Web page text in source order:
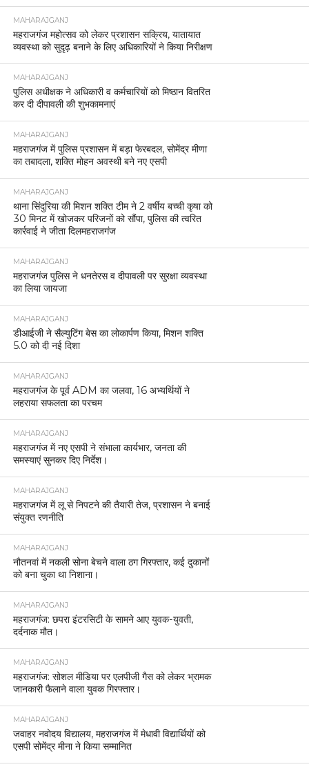
MAHARAJGANJ
महराजगंज महोत्सव को लेकर प्रशासन सक्रिय, यातायात
व्यवस्था को सुदृढ़ बनाने के लिए अधिकारियों ने किया निरीक्षण
MAHARAJGANJ
पुलिस अधीक्षक ने अधिकारी व कर्मचारियों को मिष्ठान वितरित
कर दी दीपावली की शुभकामनाएं
MAHARAJGANJ
महराजगंज में पुलिस प्रशासन में बड़ा फेरबदल, सोमेंद्र मीणा
का तबादला, शक्ति मोहन अवस्थी बने नए एसपी
MAHARAJGANJ
थाना सिंदुरिया की मिशन शक्ति टीम ने 2 वर्षीय बच्ची कृषा को
30 मिनट में खोजकर परिजनों को सौंपा, पुलिस की त्वरित
कार्रवाई ने जीता दिलमहराजगंज
MAHARAJGANJ
महराजगंज पुलिस ने धनतेरस व दीपावली पर सुरक्षा व्यवस्था
का लिया जायजा
MAHARAJGANJ
डीआईजी ने सैल्युटिंग बेस का लोकार्पण किया, मिशन शक्ति
5.0 को दी नई दिशा
MAHARAJGANJ
महराजगंज के पूर्व ADM का जलवा, 16 अभ्यर्थियों ने
लहराया सफलता का परचम
MAHARAJGANJ
महराजगंज में नए एसपी ने संभाला कार्यभार, जनता की
समस्याएं सुनकर दिए निर्देश।
MAHARAJGANJ
महराजगंज में लू से निपटने की तैयारी तेज, प्रशासन ने बनाई
संयुक्त रणनीति
MAHARAJGANJ
नौतनवां में नकली सोना बेचने वाला ठग गिरफ्तार, कई दुकानों
को बना चुका था निशाना।
MAHARAJGANJ
महराजगंज: छपरा इंटरसिटी के सामने आए युवक-युवती,
दर्दनाक मौत।
MAHARAJGANJ
महराजगंज: सोशल मीडिया पर एलपीजी गैस को लेकर भ्रामक
जानकारी फैलाने वाला युवक गिरफ्तार।
MAHARAJGANJ
जवाहर नवोदय विद्यालय, महराजगंज में मेधावी विद्यार्थियों को
एसपी सोमेंद्र मीना ने किया सम्मानित